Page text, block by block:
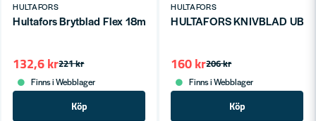
HULTAFORS
Hultafors Brytblad Flex 18mm SBN18-4X3
221 kr
132,6 kr
Finns i Webblager
Köp
HULTAFORS
HULTAFORS KNIVBLAD
206 kr
160 kr
Finns i Webblager
Köp